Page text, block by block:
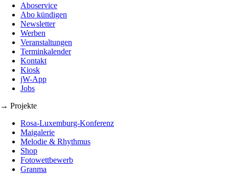
Aboservice
Abo kündigen
Newsletter
Werben
Veranstaltungen
Terminkalender
Kontakt
Kiosk
jW-App
Jobs
→ Projekte
Rosa-Luxemburg-Konferenz
Maigalerie
Melodie & Rhythmus
Shop
Fotowettbewerb
Granma